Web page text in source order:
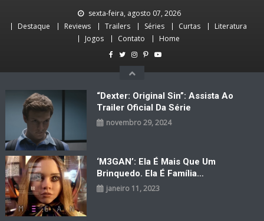
sexta-feira, agosto 07, 2026
Destaque
Reviews Trailers Séries Curtas
Literatura
Jogos
Contato Home
“Dexter: Original Sin”: Assista Ao
Trailer Oficial Da Série
novembro 29, 2024
‘M3GAN’: Ela É Mais Que Um
Brinquedo. Ela É Família…
janeiro 11, 2023